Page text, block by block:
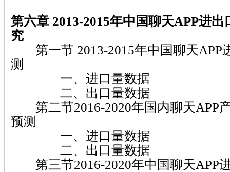
第六章 2013-2015年中国聊天APP进
究
第一节 2013-2015年中国聊天APP
测
一、进口量数据
二、出口量数据
第二节2016-2020年国内聊天APP
预测
一、进口量数据
二、出口量数据
第三节2016-2020年中国聊天APP